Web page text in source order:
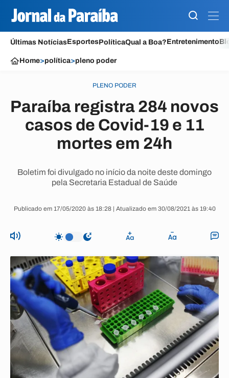
Últimas NotíciasEsportesPolíticaQual a Boa?Entretenimento
Home>política>pleno poder
PLENO PODER
Paraíba registra 284 novos
casos de Covid-19 e 11
mortes em 24h
Boletim foi divulgado no início da noite deste domingo
pela Secretaria Estadual de Saúde
Publicado em 17/05/2020 às 18:28 | Atualizado em 30/08/2021 às 19:40